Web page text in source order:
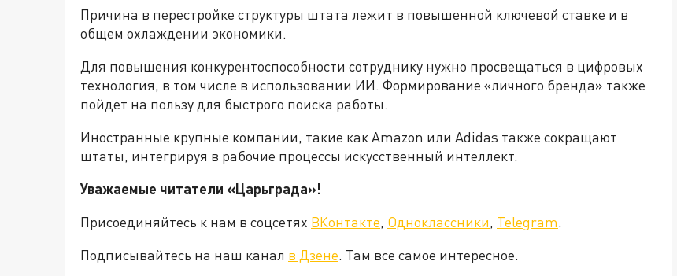
Причина в перестройке структуры штата лежит в повышенной ключевой ставке и в
общем охлаждении экономики.
Для повышения конкурентоспособности сотруднику нужно просвещаться в цифровых
технология, в том числе в использовании ИИ. Формирование «личного бренда» также
пойдет на пользу для быстрого поиска работы.
Иностранные крупные компании, такие как Amazon или Adidas также сокращают
штаты, интегрируя в рабочие процессы искусственный интеллект.
Уважаемые читатели «Царьграда»!
Присоединяйтесь к нам в соцсетях ВКонтакте, Одноклассники, Telegram.
Подписывайтесь на наш канал в Дзене. Там все самое интересное.